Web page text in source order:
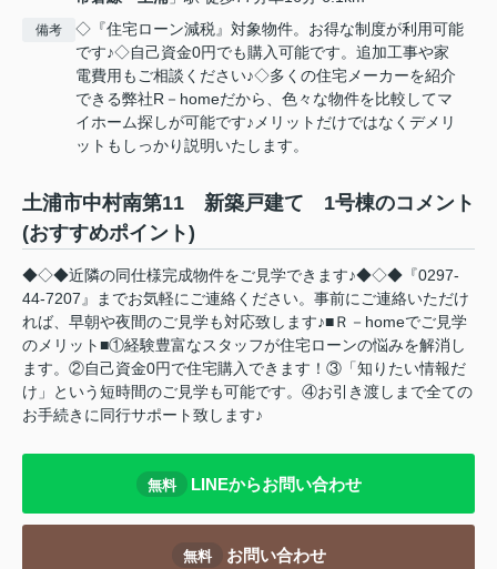
備考
◇『住宅ローン減税』対象物件。お得な制度が利用可能
です♪◇自己資金0円でも購入可能です。追加工事や家
電費用もご相談ください♪◇多くの住宅メーカーを紹介
できる弊社R－homeだから、色々な物件を比較してマ
イホーム探しが可能です♪メリットだけではなくデメリ
ットもしっかり説明いたします。
土浦市中村南第11 新築戸建て 1号棟のコメント
(おすすめポイント)
◆◇◆近隣の同仕様完成物件をご見学できます♪◆◇◆『0297-
44-7207』までお気軽にご連絡ください。事前にご連絡いただけ
れば、早朝や夜間のご見学も対応致します♪■Ｒ－homeでご見学
のメリット■①経験豊富なスタッフが住宅ローンの悩みを解消し
ます。②自己資金0円で住宅購入できます！③「知りたい情報だ
け」という短時間のご見学も可能です。④お引き渡しまで全ての
お手続きに同行サポート致します♪
無料 LINEからお問い合わせ
無料 お問い合わせ